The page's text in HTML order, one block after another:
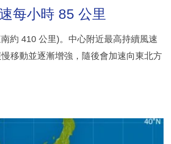
每小時 85 公里
約 410 公里)。中心附近最高持續風速
移動並逐漸增強，隨後會加速向東北方